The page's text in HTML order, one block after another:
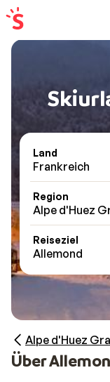
Land
Frankreich
Region
Alpe d'Huez
Reiseziel
Allemond
Alpe d'Huez
Über